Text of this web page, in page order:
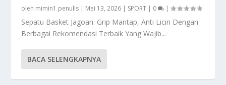
oleh mimin1 penulis | Mei 13, 2026 | SPORT | 0 |
Sepatu Basket Jagoan: Grip Mantap, Anti Licin Dengan
Berbagai Rekomendasi Terbaik Yang Wajib...
BACA SELENGKAPNYA